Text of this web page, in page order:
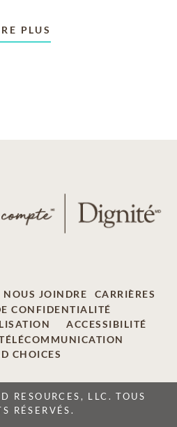
PLUS
NOUS JOINDRE
CARRIÈRES
CONFIDENTIALITÉ
ACCESSIBILITÉ
CHOICES
RESOURCES, LLC. TOUS
RÉSERVÉS.